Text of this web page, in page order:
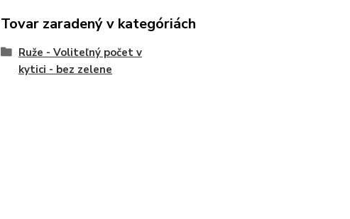
Tovar zaradený v kategóriách
Ruže - Voliteľný počet v
kytici - bez zelene